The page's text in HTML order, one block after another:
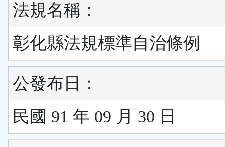
法規名稱：
彰化縣法規標準自治條例
公發布日：
民國 91 年 09 月 30 日